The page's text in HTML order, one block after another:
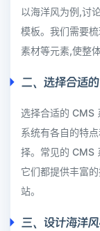
以海洋风为例,讨
模板。我们需要
素材等元素,使整
二、选择合适的
选择合适的 CMS
系统有各自的特
择。常见的 CMS
它们都提供丰富
站。
三、设计海洋